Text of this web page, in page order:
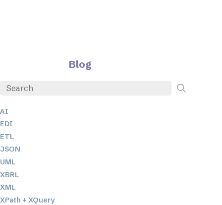
Blog
AI
EDI
ETL
JSON
UML
XBRL
XML
XPath + XQuery